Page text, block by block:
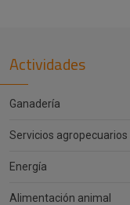
Actividades
Ganadería
Servicios agropecuarios
Energía
Alimentación animal